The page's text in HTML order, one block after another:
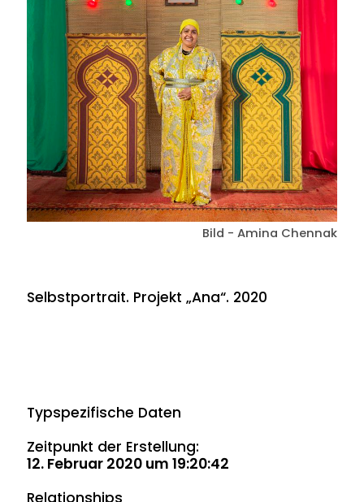
Bild - Amina Chennak
Selbstportrait. Projekt „Ana“. 2020
Typspezifische Daten
Zeitpunkt der Erstellung:
12. Februar 2020 um 19:20:42
Relationships